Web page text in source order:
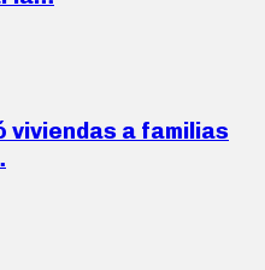
a familias